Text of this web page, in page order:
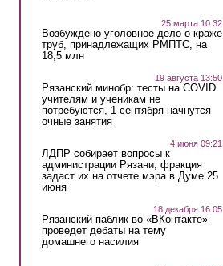
25 марта 10:32
Возбуждено уголовное дело о краже
труб, принадлежащих РМПТС, на
18,5 млн
19 августа 13:50
Рязанский минобр: тесты на COVID
учителям и ученикам не
потребуются, 1 сентября начнутся
очные занятия
4 июня 09:21
ЛДПР собирает вопросы к
администрации Рязани, фракция
задаст их на отчете мэра в Думе 25
июня
18 декабря 16:05
Рязанский паблик во «ВКонтакте»
проведет дебаты на тему
домашнего насилия